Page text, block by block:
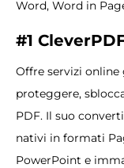
Word, Word in
#1
Offre servizi
proteggere,
PDF. Il suo
nativi in formati
PowerPoint e